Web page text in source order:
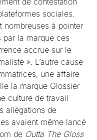
sociales.
nombreuses à pointer
par la marque ces
accrue sur le
». L’autre cause
une affaire
la marque Glossier
culture de travail
allégations de
avaient même lancé
de Outta The Gloss